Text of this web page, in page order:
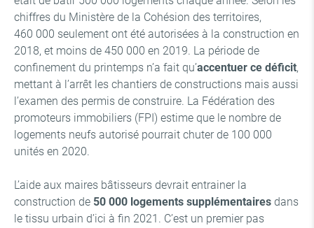
chiffres du Ministère de la Cohésion des territoires,
460 000 seulement ont été autorisées à la construction en
2018, et moins de 450 000 en 2019. La période de
confinement du printemps n’a fait qu’accentuer ce déficit,
mettant à l’arrêt les chantiers de constructions mais aussi
l’examen des permis de construire. La Fédération des
promoteurs immobiliers (FPI) estime que le nombre de
logements neufs autorisé pourrait chuter de 100 000
unités en 2020.
L’aide aux maires bâtisseurs devrait entrainer la
construction de 50 000 logements supplémentaires dans
le tissu urbain d’ici à fin 2021. C’est un premier pas